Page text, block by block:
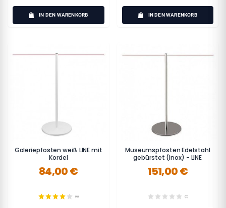
IN DEN WARENKORB IN DEN WARENKORB
Galeriepfosten weiß LINE mit
Kordel
84,00 €
(6)
Museumspfosten Edelstahl
gebürstet (Inox) - LINE
151,00 €
(0)